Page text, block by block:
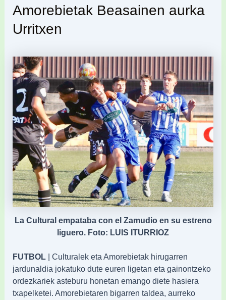
Amorebietak Beasainen aurka
Urritxen
La Cultural empataba con el Zamudio en su estreno
liguero. Foto: LUIS ITURRIOZ
FUTBOL | Culturalek eta Amorebietak hirugarren
jardunaldia jokatuko dute euren ligetan eta gainontzeko
ordezkariek asteburu honetan emango diete hasiera
txapelketei. Amorebietaren bigarren taldea, aurreko